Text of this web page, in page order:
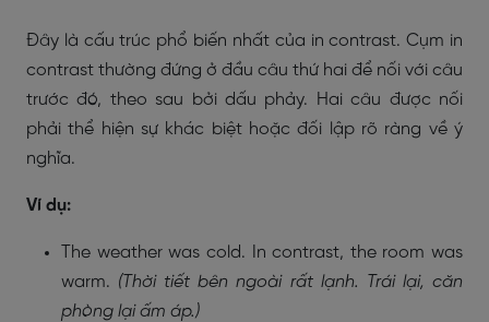
Đây là cấu trúc phổ biến nhất của in contrast. Cụm in
contrast thường đứng ở đầu câu thứ hai để nối với câu
trước đó, theo sau bởi dấu phảy. Hai câu được nối
phải thể hiện sự khác biệt hoặc đối lập rõ ràng về ý
nghĩa.
Ví dụ:
The weather was cold. In contrast, the room was
warm. (Thời tiết bên ngoài rất lạnh. Trái lại, căn
phòng lại ấm áp.)